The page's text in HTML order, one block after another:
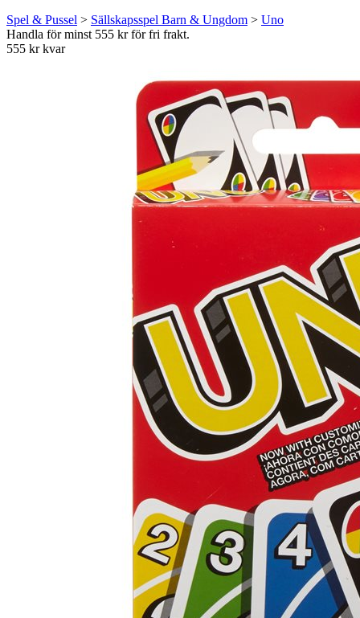
Spel & Pussel > Sällskapsspel Barn & Ungdom > Uno
Handla för minst 555 kr för fri frakt.
555 kr kvar